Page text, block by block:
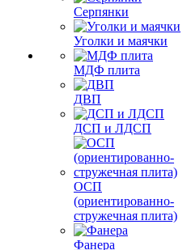
Серпянки
Уголки и маячки
МДФ плита
ДВП
ДСП и ЛДСП
ОСП
(ориентированно-
стружечная плита)
Фанера